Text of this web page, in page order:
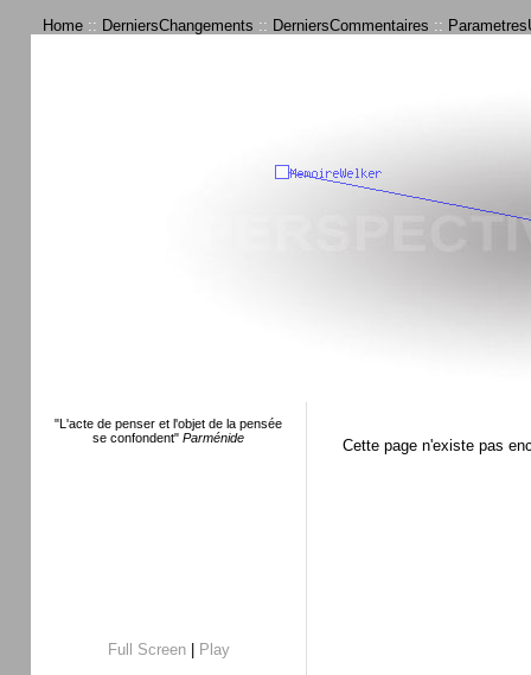
Home :: DerniersChangements :: DerniersCommentaires ::
"L'acte de penser et l'objet de la pensée
se confondent" Parménide
Full Screen|
Play
Cette page n'existe pas